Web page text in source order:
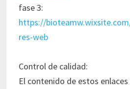
fase 3:
https://
res-web
Control de calidad:
El contenido de estos